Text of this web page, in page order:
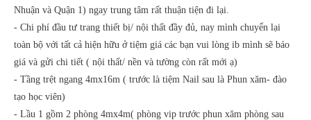
Nhuận và Quận 1) ngay trung tâm rất thuận tiện đi lại.
- Chi phí đầu tư trang thiết bị/ nội thất đầy đủ, nay mình chuyển lại
toàn bộ với tất cả hiện hữu ở tiệm giá các bạn vui lòng ib mình sẽ báo
giá và gửi chi tiết ( nội thất/ nền và tường còn rất mới ạ)
- Tầng trệt ngang 4mx16m ( trước là tiệm Nail sau là Phun xăm- đào
tạo học viên)
- Lầu 1 gồm 2 phòng 4mx4m( phòng vip trước phun xăm phòng sau